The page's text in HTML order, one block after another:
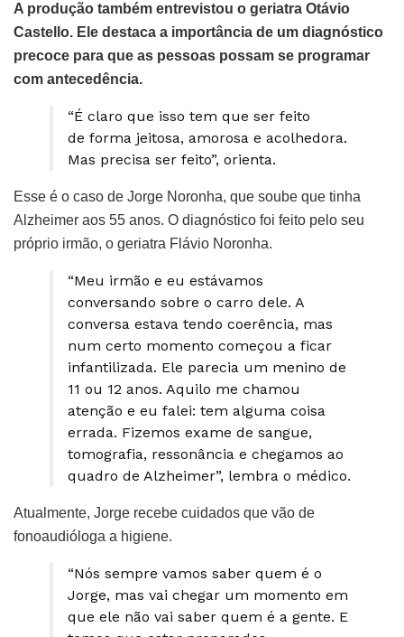
A produção também entrevistou o geriatra Otávio
Castello. Ele destaca a importância de um diagnóstico
precoce para que as pessoas possam se programar
com antecedência.
“É claro que isso tem que ser feito
de forma jeitosa, amorosa e acolhedora.
Mas precisa ser feito”, orienta.
Esse é o caso de Jorge Noronha, que soube que tinha
Alzheimer aos 55 anos. O diagnóstico foi feito pelo seu
próprio irmão, o geriatra Flávio Noronha.
“Meu irmão e eu estávamos
conversando sobre o carro dele. A
conversa estava tendo coerência, mas
num certo momento começou a ficar
infantilizada. Ele parecia um menino de
11 ou 12 anos. Aquilo me chamou
atenção e eu falei: tem alguma coisa
errada. Fizemos exame de sangue,
tomografia, ressonância e chegamos ao
quadro de Alzheimer”, lembra o médico.
Atualmente, Jorge recebe cuidados que vão de
fonoaudióloga a higiene.
“Nós sempre vamos saber quem é o
Jorge, mas vai chegar um momento em
que ele não vai saber quem é a gente. E